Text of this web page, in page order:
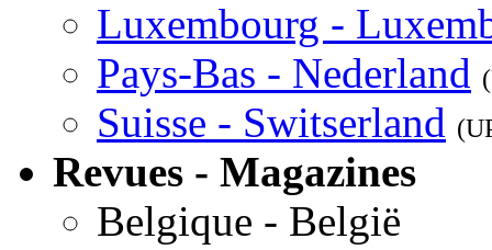
Luxembourg -
Pays-Bas - Nederland
Suisse - Switserland
Revues - Magazines
Belgique - België